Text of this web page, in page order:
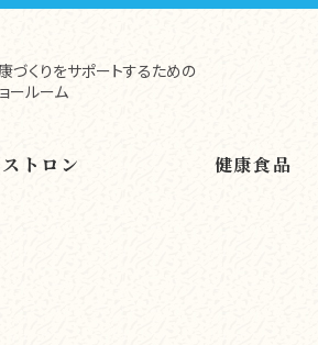
づくりをサポートするための
ールーム
トロン 健康食品